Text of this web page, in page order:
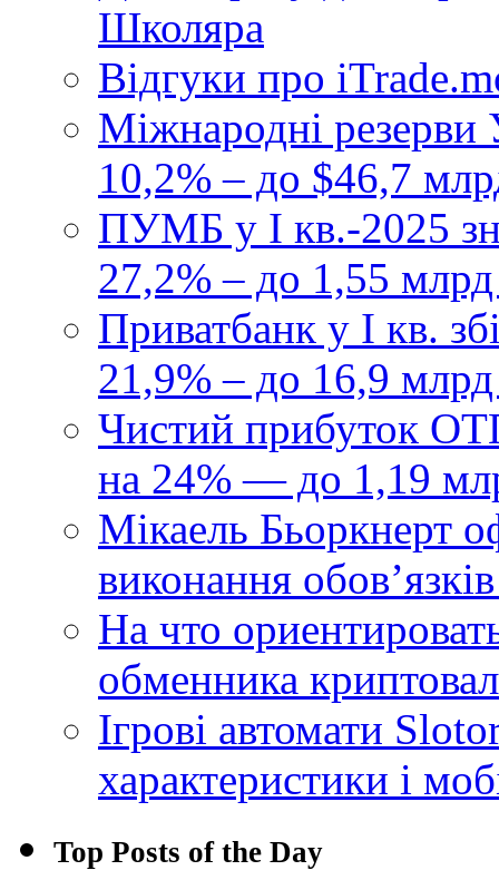
Школяра
Відгуки про
Міжнародні резерви
10,2% – до $46,7
ПУМБ у I кв.-2025
27,2% – до 1,55
Приватбанк у І кв.
21,9% – до 16,9
Чистий прибуток
на 24% — до 1,19
Мікаель Бьоркнерт
виконання
На что
обменника
Ігрові автомати
характеристики і
Top Posts of the Day